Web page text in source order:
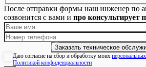
После отправки формы наш инженер по
созвонится с вами и про консультирует
Даю согласие на сбор и обработку моих
Политикой конфиденциальности